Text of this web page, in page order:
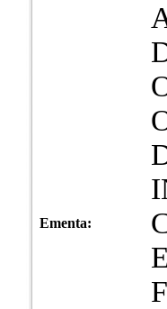
Ementa: